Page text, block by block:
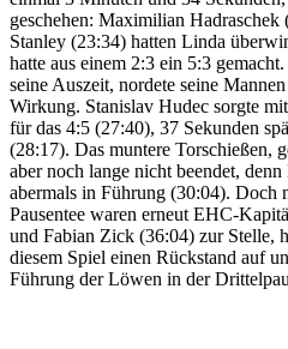
geschehen: Maximilian
Stanley (23:34) hatten Linda
hatte aus einem 2:3 ein 5:3
seine Auszeit, nordete seine
Wirkung. Stanislav Hudec sorgte
für das 4:5 (27:40), 37 Sekunden
(28:17). Das muntere Torschießen,
aber noch lange nicht beendet,
abermals in Führung (30:04). Doch
Pausentee waren erneut EHC-
und Fabian Zick (36:04) zur Stelle,
diesem Spiel einen Rückstand auf
Führung der Löwen in der